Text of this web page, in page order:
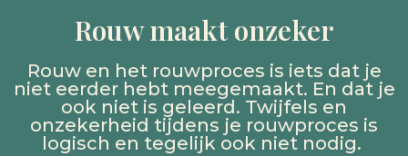
Rouw maakt onzeker
Rouw en het rouwproces is iets dat je
niet eerder hebt meegemaakt. En dat je
ook niet is geleerd. Twijfels en
onzekerheid tijdens je rouwproces is
logisch en tegelijk ook niet nodig.